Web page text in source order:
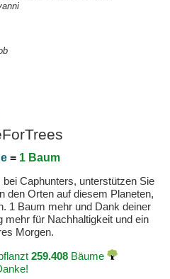
= 1 Baum
Caphunters, unterstützen Sie
den Orten auf diesem Planeten,
1 Baum mehr und Dank deiner
mehr für Nachhaltigkeit und ein
Morgen.
259.408Bäume